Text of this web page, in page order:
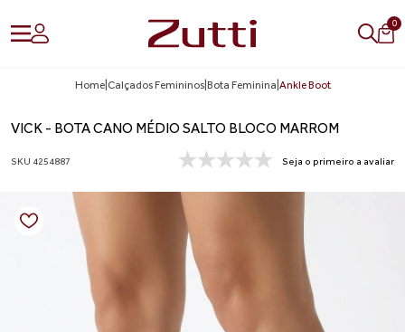
0
Home| Calçados Femininos| Bota Feminina Ankle Boot
VICK - BOTA CANO MÉDIO SALTO BLOCO MARROM
SKU 4254887 Seja o primeiro a avaliar